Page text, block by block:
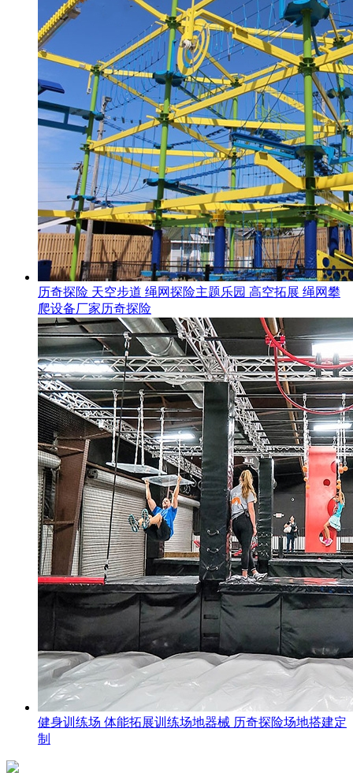
历奇探险 天空步道 绳网探险主题乐园 高空拓展 绳网攀
爬设备厂家历奇探险
健身训练场 体能拓展训练场地器械 历奇探险场地搭建定
制